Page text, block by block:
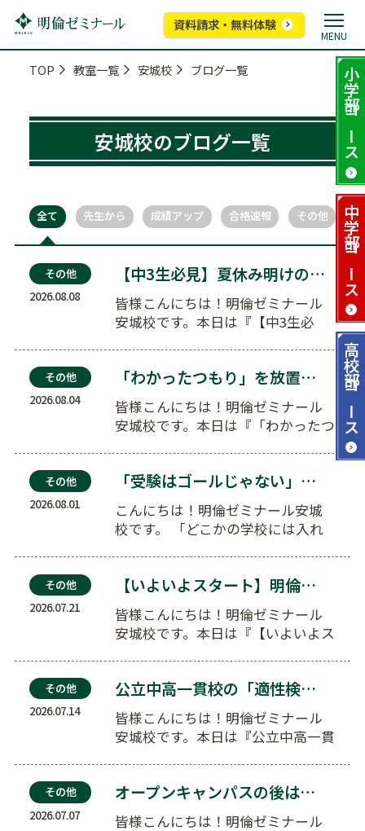
資料請求・無料体験
MENU
小学部
コース
中学部
コース
高校部
コース
TOP 教室一覧 安城校 ブログ一覧
安城校のブログ一覧
全て 先生から 成績アップ 合格速報 その他
その他
2026.08.08
【中3生必見】夏休み明けの不安を解消！愛知県公立高…
皆様こんにちは！明倫ゼミナール
安城校です。本日は『【中3生必
その他
2026.08.04
「わかったつもり」を放置しない！夏の定着度チェック…
皆様こんにちは！明倫ゼミナール
安城校です。本日は『「わかったつ
その他
2026.08.01
「受験はゴールじゃない」世界へ羽ばたいた先輩から学…
こんにちは！明倫ゼミナール安城
校です。 「どこかの学校には入れ
その他
2026.07.21
【いよいよスタート】明倫の夏期講習会。涼しい自習室…
皆様こんにちは！明倫ゼミナール
安城校です。本日は『【いよいよス
その他
2026.07.14
公立中高一貫校の「適性検査」対策も！小5・小6の夏…
皆様こんにちは！明倫ゼミナール
安城校です。本日は『公立中高一貫
その他
2026.07.07
オープンキャンパスの後は？志望校から逆算する夏の学…
皆様こんにちは！明倫ゼミナール